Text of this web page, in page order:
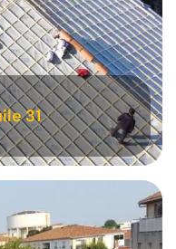
31